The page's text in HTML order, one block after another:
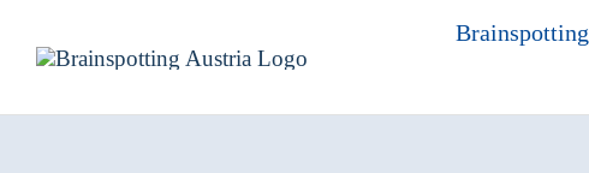
content
Brainspotting